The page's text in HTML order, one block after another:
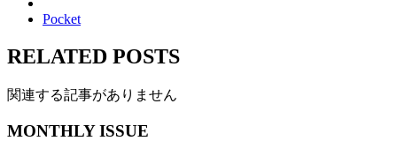
Pocket
RELATED POSTS
関連する記事がありません
MONTHLY ISSUE